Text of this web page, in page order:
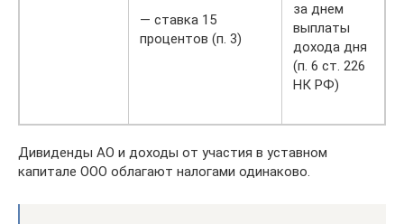
— ставка 15
процентов (п. 3)
за днем
выплаты
дохода дня
(п. 6 ст. 226
НК РФ)
Дивиденды АО и доходы от участия в уставном
капитале ООО облагают налогами одинаково.